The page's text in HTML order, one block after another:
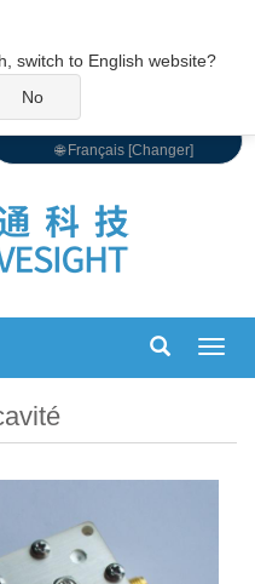
🌐 Français [Changer]
switch to English website?
No